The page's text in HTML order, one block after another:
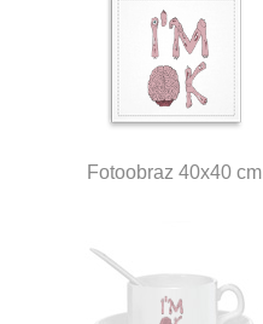
Fotoobraz 40x40 cm